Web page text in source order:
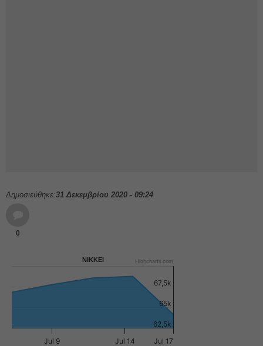
Δημοσιεύθηκε:31 Δεκεμβρίου 2020 - 09:24
0
NIKKEI
Jul 9 Jul 14 Jul 17
62,5k
65k
67,5k
Highcharts.com